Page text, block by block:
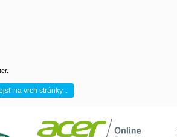
na vrch stránky...